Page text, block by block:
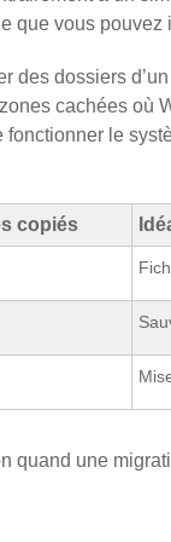
que vous pouvez
dossiers
cachées où
le
copiés
quand une